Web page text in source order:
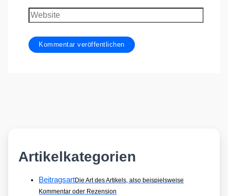
Adresse
Website
Artikelkategorien
BeitragsartDie Art des Artikels, also beispielsweise
Kommentar oder Rezension